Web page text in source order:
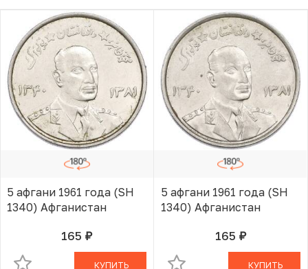
5 афгани 1961 года (SH
1340) Афганистан
165 руб.В КОРЗИНЕ
КУПИТЬ
5 афгани 1961 года (SH
1340) Афганистан
165 руб.В КОРЗИНЕ
КУПИТЬ